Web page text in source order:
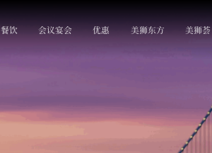
餐饮 会议宴会 优惠 美狮东方 美狮荟